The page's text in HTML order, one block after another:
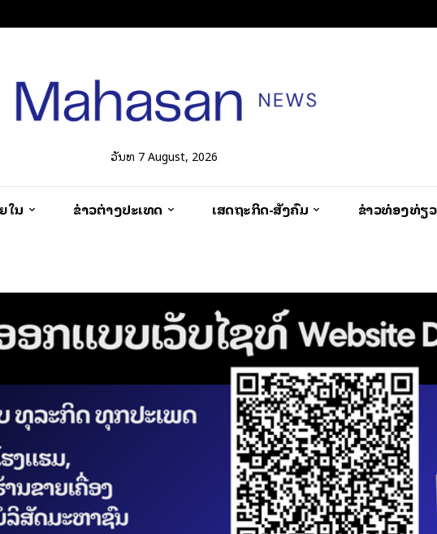
ວັນທີ 7 August, 2026
ໃນ ຂ່າວຕ່າງປະເທດ ເສດຖະກິດ-ສັງຄົມ ຂ່າວທ່ອງທ່ຽວ